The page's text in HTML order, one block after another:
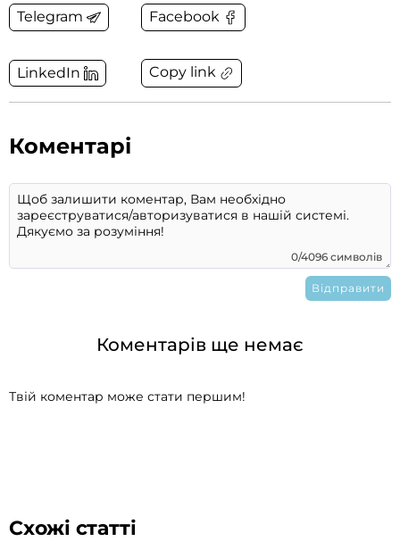
Telegram Facebook
LinkedIn Copy link
Коментарі
0/4096 символів
Коментарів ще немає
Твій коментар може стати першим!
Схожі статті